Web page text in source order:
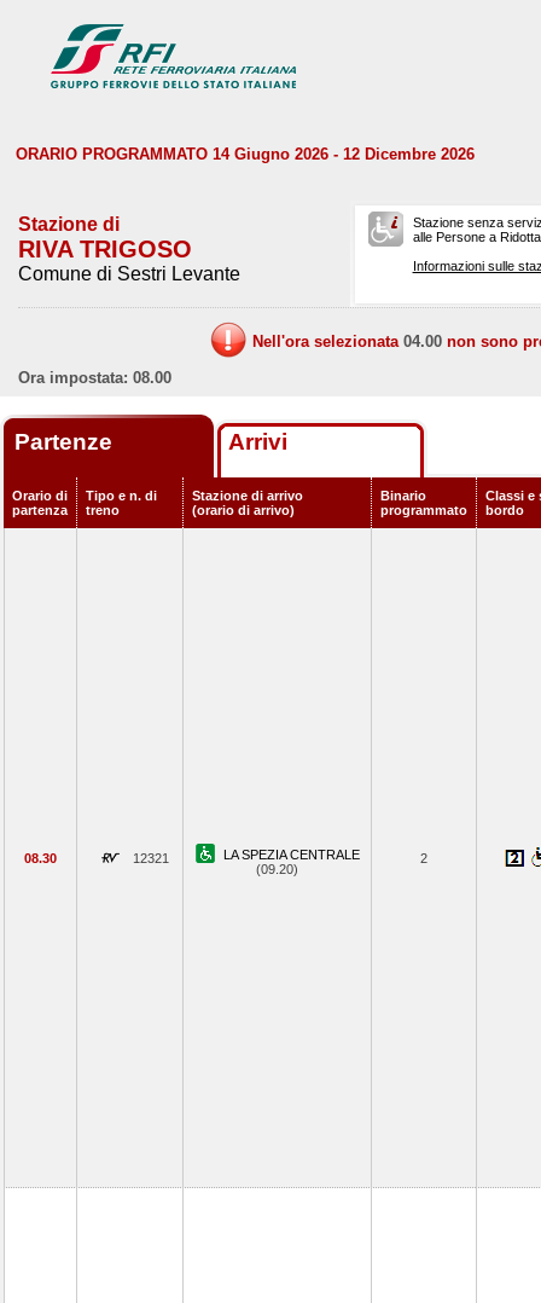
ORARIO PROGRAMMATO 14 Giugno 2026 - 12 Dicembre 2026
Stazione di
RIVA TRIGOSO
Comune di Sestri Levante
Stazione senza
alle Persone a
Informazioni sulle
Nell'ora selezionata 04.00 non sono
Ora impostata: 08.00
Partenze Arrivi
Orario di
partenza
Tipo e n. di
treno
Stazione di arrivo
(orario di arrivo)
Binario
programmato
Classi e
bordo
08.30 12321
LA SPEZIA CENTRALE
(09.20)
2